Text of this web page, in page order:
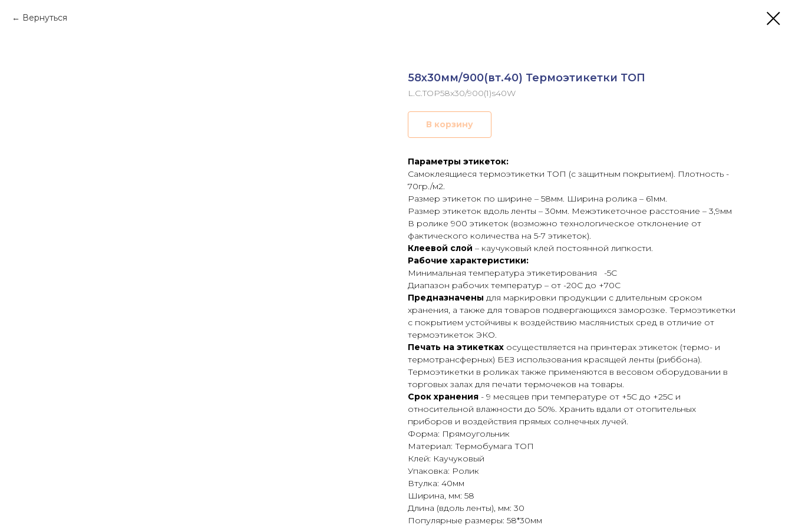
Вернуться
58х30мм/900(вт.40) Термоэтикетки ТОП
L.C.TOP58x30/900(1)s40W
В корзину
Параметры этикеток:
Самоклеящиеся термоэтикетки ТОП (с защитным покрытием). Плотность -
70гр./м2.
Размер этикеток по ширине – 58мм. Ширина ролика – 61мм.
Размер этикеток вдоль ленты – 30мм. Межэтикеточное расстояние – 3,9мм
В ролике 900 этикеток (возможно технологическое отклонение от
фактического количества на 5-7 этикеток).
Клеевой слой – каучуковый клей постоянной липкости.
Рабочие характеристики:
Минимальная температура этикетирования -5С
Диапазон рабочих температур – от -20С до +70С
Предназначены для маркировки продукции с длительным сроком
хранения, а также для товаров подвергающихся заморозке. Термоэтикетки
с покрытием устойчивы к воздействию маслянистых сред в отличие от
термоэтикеток ЭКО.
Печать на этикетках осуществляется на принтерах этикеток (термо- и
термотрансферных) БЕЗ использования красящей ленты (риббона).
Термоэтикетки в роликах также применяются в весовом оборудовании в
торговых залах для печати термочеков на товары.
Срок хранения - 9 месяцев при температуре от +5С до +25С и
относительной влажности до 50%. Хранить вдали от отопительных
приборов и воздействия прямых солнечных лучей.
Форма: Прямоугольник
Материал: Термобумага ТОП
Клей: Каучуковый
Упаковка: Ролик
Втулка: 40мм
Ширина, мм: 58
Длина (вдоль ленты), мм: 30
Популярные размеры: 58*30мм